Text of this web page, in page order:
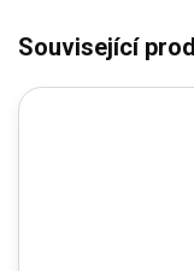
Související